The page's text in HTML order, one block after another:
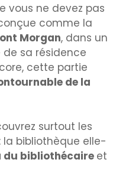
vous ne devez pas
comme la
Morgan, dans un
sa résidence
cette partie
de la
surtout les
: la bibliothèque elle-
du bibliothécaire et